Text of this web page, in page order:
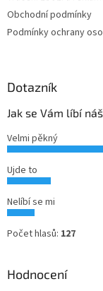
Obchodní podmínky
Podmínky ochrany
Dotazník
Jak se Vám líbí
Velmi pěkný
Ujde to
Nelíbí se mi
Počet hlasů: 127
Hodnocení